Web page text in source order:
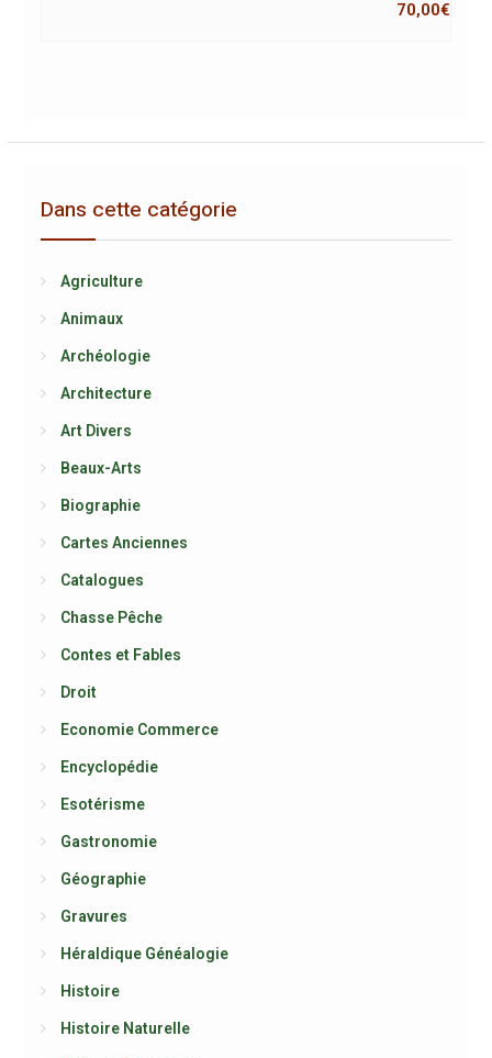
70,00€
Dans cette catégorie
Agriculture
Animaux
Archéologie
Architecture
Art Divers
Beaux-Arts
Biographie
Cartes Anciennes
Catalogues
Chasse Pêche
Contes et Fables
Droit
Economie Commerce
Encyclopédie
Esotérisme
Gastronomie
Géographie
Gravures
Héraldique Généalogie
Histoire
Histoire Naturelle